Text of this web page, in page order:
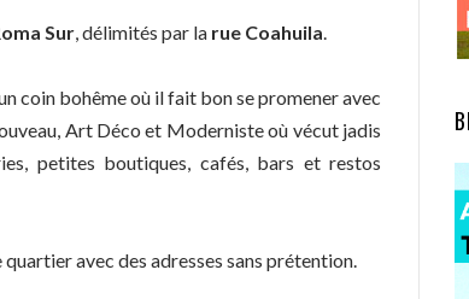
Sur , délimités par la rue Coahuila
coin bohême où il fait bon se promener avec
Art Déco et Moderniste où vécut jadis
petites boutiques, cafés, bars et restos
avec des adresses sans prétention.